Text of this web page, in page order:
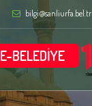
bilgi@sanliurfa.bel.tr
E-BELEDİYE